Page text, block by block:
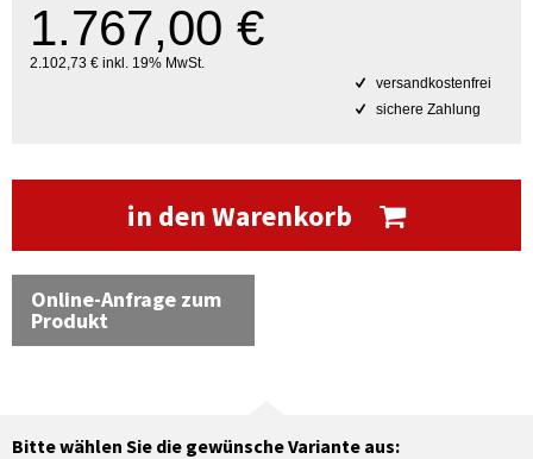
1.767,00 €
2.102,73 € inkl. 19% MwSt.
versandkostenfrei
sichere Zahlung
in den Warenkorb
Online-Anfrage zum
Produkt
Bitte wählen Sie die gewünsche Variante aus: